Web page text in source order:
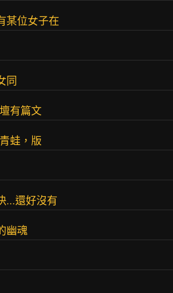
某位女子在
同
有篇文
蛙，版
...還好沒有
幽魂